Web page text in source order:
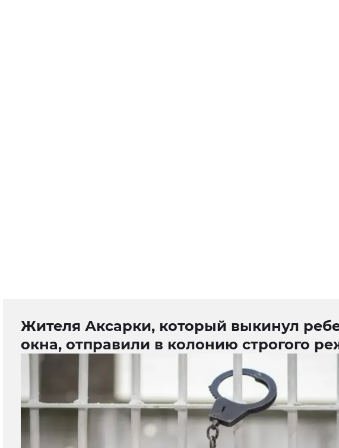
Жителя Аксарки, который выкинул
окна, отправили в колонию строгого